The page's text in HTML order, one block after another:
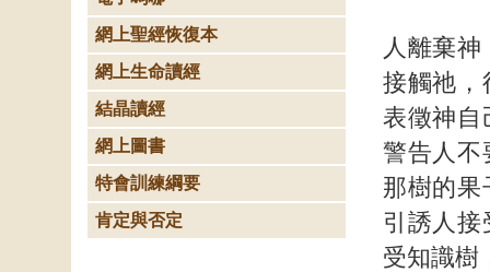
人離棄
接觸祂，
表徵神自
警告人不
那樹的果
引誘人接
受知識樹
網上聖經恢復本
網上生命讀經
結晶讀經
網上圖書
特會訓練綱要
肯定與否定